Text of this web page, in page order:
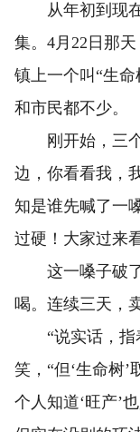
从年初到现在
集。4月22日那
镇上一个叫“生
和市民都不少。
刚开始，三个
边，你看看我，
知是谁先喊了一
过硬！大家过来
这一嗓子破了
喝。连续三天，
“说实话，指
笑，“但‘生命树
个人知道‘旺产’